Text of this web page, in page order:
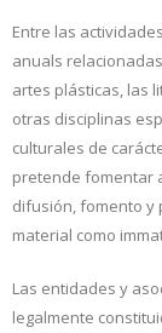
Entre las
anuals
artes plásticas, las
otras disciplinas
culturales de
pretende fomentar
difusión, fomento y
material como
Las entidades y
legalmente